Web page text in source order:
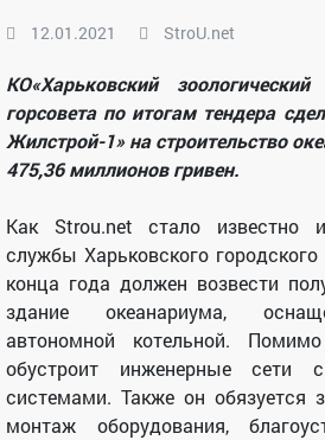
12.01.2021 StroU.net
КО«Харьковский
горсовета по итогам тендера
Жилстрой-1» на строительство
475,36 миллионов гривен.
Как Strou.net стало известно
службы Харьковского
конца года должен возвести
здание океанариума,
автономной котельной.
обустроит инженерные сети
системами. Также он обязуется
монтаж оборудования,